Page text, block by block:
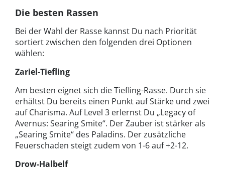
Die besten Rassen
Bei der Wahl der Rasse kannst Du nach Priorität
sortiert zwischen den folgenden drei Optionen
wählen:
Zariel-Tiefling
Am besten eignet sich die Tiefling-Rasse. Durch sie
erhältst Du bereits einen Punkt auf Stärke und zwei
auf Charisma. Auf Level 3 erlernst Du „Legacy of
Avernus: Searing Smite“. Der Zauber ist stärker als
„Searing Smite“ des Paladins. Der zusätzliche
Feuerschaden steigt zudem von 1-6 auf +2-12.
Drow-Halbelf